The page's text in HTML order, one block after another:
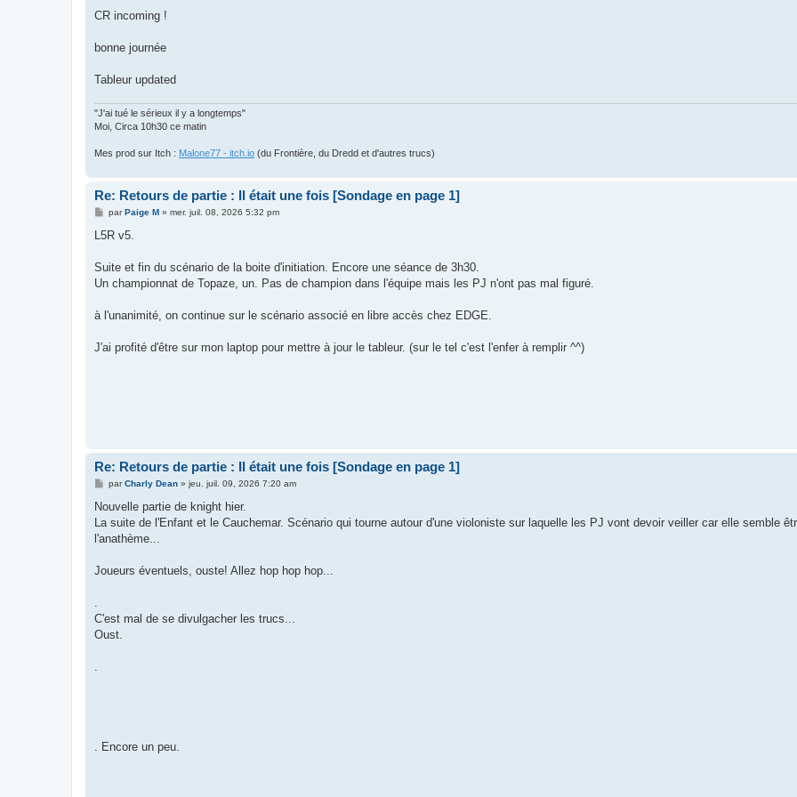
CR incoming !
bonne journée
Tableur updated
"J'ai tué le sérieux il y a longtemps"
Moi, Circa 10h30 ce matin
Mes prod sur Itch : Malone77 - itch.io (du Frontière, du Dredd et d'autres trucs)
Re: Retours de partie : Il était une fois [Sondage en page 1]
M
s
g
parPaige M» mer. juil. 08, 2026 5:32 pm
L5R v5.
Suite et fin du scénario de la boite d'initiation. Encore une séance de 3h30.
Un championnat de Topaze, un. Pas de champion dans l'équipe mais les PJ n'ont pas mal figuré.
à l'unanimité, on continue sur le scénario associé en libre accès chez EDGE.
J'ai profité d'être sur mon laptop pour mettre à jour le tableur. (sur le tel c'est l'enfer à remplir ^^)
Re: Retours de partie : Il était une fois [Sondage en page 1]
M
s
a
g
parCharly Dean» jeu. juil. 09, 2026 7:20 am
Nouvelle partie de knight hier.
La suite de l'Enfant et le Cauchemar. Scénario qui tourne autour d'une violoniste sur laquelle les PJ vont devoir veiller car elle semble
l'anathème...
Joueurs éventuels, ouste! Allez hop hop hop...
.
C'est mal de se divulgacher les trucs...
Oust.
.
. Encore un peu.